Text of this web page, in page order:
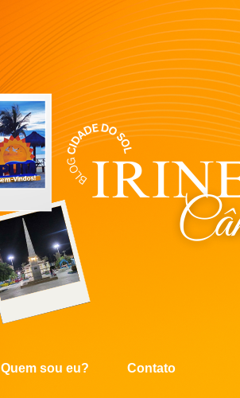
Quem sou eu? Contato